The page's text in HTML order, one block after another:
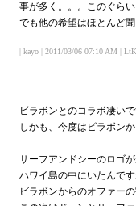
事が多く。。。このぐら
でも他の希望はほとんど
| kayo | 2011/03/06 07:10 AM |
ビラボンとのコラボ凄いで
しかも、今度はビラボンか
サーフアンドシーのロゴ
ハワイ島の中にいたんです
ビラボンからのオファー